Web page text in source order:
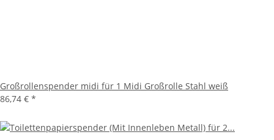
Großrollenspender midi für 1 Midi Großrolle Stahl weiß
86,74 € *